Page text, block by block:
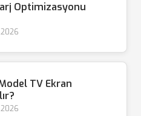
Optimizasyonu
TV Ekran